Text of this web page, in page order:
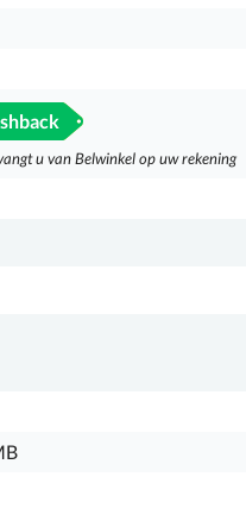
u van Belwinkel op uw rekening